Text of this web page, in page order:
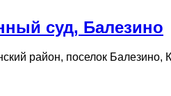
суд, Балезино
район, поселок Балезино,